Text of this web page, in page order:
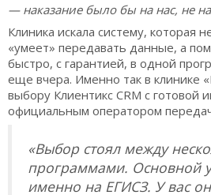
— наказание было бы на нас, не
Клиника искала систему, которая
«умеет» передавать данные, а
быстро, с гарантией, в одной
еще вчера. Именно так в клинике
выбору Клиентикс CRM с готовой
официальным оператором
«Выбор стоял между
программами. Основной
именно на ЕГИСЗ. У вас